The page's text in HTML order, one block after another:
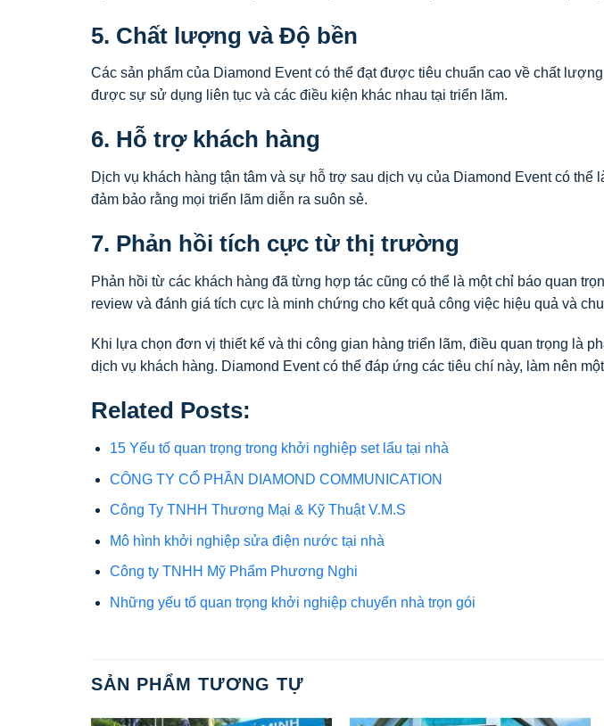
5. Chất lượng và Độ bền
Các sản phẩm của Diamond Event có thể đạt được tiêu chuẩn cao về chất
được sự sử dụng liên tục và các điều kiện khác nhau tại triển lãm.
6. Hỗ trợ khách hàng
Dịch vụ khách hàng tận tâm và sự hỗ trợ sau dịch vụ của Diamond Event có
đảm bảo rằng mọi triển lãm diễn ra suôn sẻ.
7. Phản hồi tích cực từ thị trường
Phản hồi từ các khách hàng đã từng hợp tác cũng có thể là một chỉ báo quan
review và đánh giá tích cực là minh chứng cho kết quả công việc hiệu quả và
Khi lựa chọn đơn vị thiết kế và thi công gian hàng triển lãm, điều quan trọng là
dịch vụ khách hàng. Diamond Event có thể đáp ứng các tiêu chí này, làm nên
Related Posts:
15 Yếu tố quan trọng trong khởi nghiệp set lẩu tại nhà
CÔNG TY CỔ PHẦN DIAMOND COMMUNICATION
Công Ty TNHH Thương Mại & Kỹ Thuật V.M.S
Mô hình khởi nghiệp sửa điện nước tại nhà
Công ty TNHH Mỹ Phẩm Phương Nghi
Những yếu tố quan trọng khởi nghiệp chuyển nhà trọn gói
SẢN PHẨM TƯƠNG TỰ